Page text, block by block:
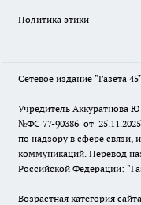
Политика этики
Сетевое издание "Газета 45".
Учредитель Аккуратнова
№ФС 77-90386 от
по надзору в сфере
коммуникаций. Перевод
Российской Федерации:
Возрастная категория